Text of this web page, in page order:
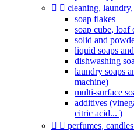
  cleaning,
soap flakes
soap cube, loaf
solid and
liquid soaps
dishwashing
laundry soaps
machine)
multi-surface
additives
citric acid... )
  perfumes,